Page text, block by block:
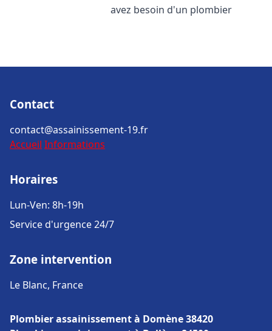
avez besoin d'un plombier
Contact
contact@assainissement-19.fr
Accueil Informations
Horaires
Lun-Ven: 8h-19h
Service d'urgence 24/7
Zone intervention
Le Blanc, France
Plombier assainissement à Domène 38420